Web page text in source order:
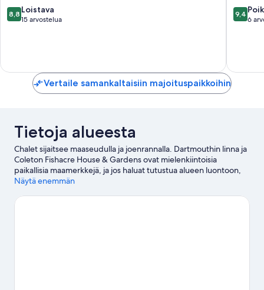
8.8
kautta
8,8 Loistava
15 arvostelua
9.4
kautta
9,4
6
Vertaile samankaltaisiin majoituspaikkoihin
Tietoja alueesta
Chalet sijaitsee maaseudulla ja joenrannalla. Dartmouthin linna ja
Coleton Fishacre House & Gardens ovat mielenkiintoisia
paikallisia maamerkkejä, ja jos haluat tutustua alueen luontoon,
lisää Dartmoor National Park ja South Devon listallesi. Woodlands
arvoisia. Tutustu alueen vesiaktiviteetteihin, joihin kuuluu
Näytä enemmän